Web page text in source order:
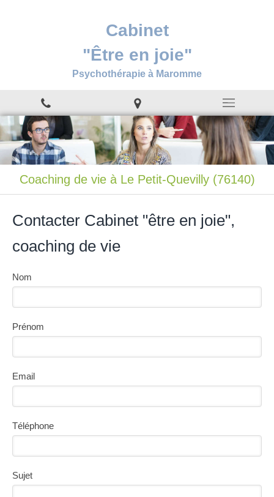
Cabinet
"Être en joie"
Psychothérapie à Maromme
Coaching de vie à Le Petit-Quevilly (76140)
Contacter Cabinet "être en joie",
coaching de vie
Nom
Prénom
Email
Téléphone
Sujet